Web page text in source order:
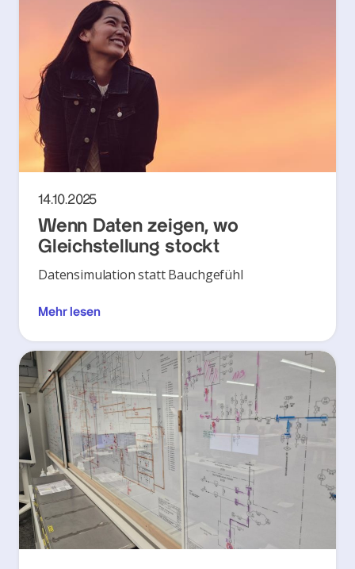
14.10.2025
Wenn Daten zeigen, wo
Gleichstellung stockt
Datensimulation statt Bauchgefühl
Mehr lesen